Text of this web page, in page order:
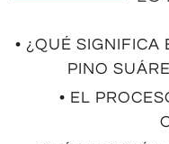
• ¿QUÉ SIGNIFICA
PINO
• EL